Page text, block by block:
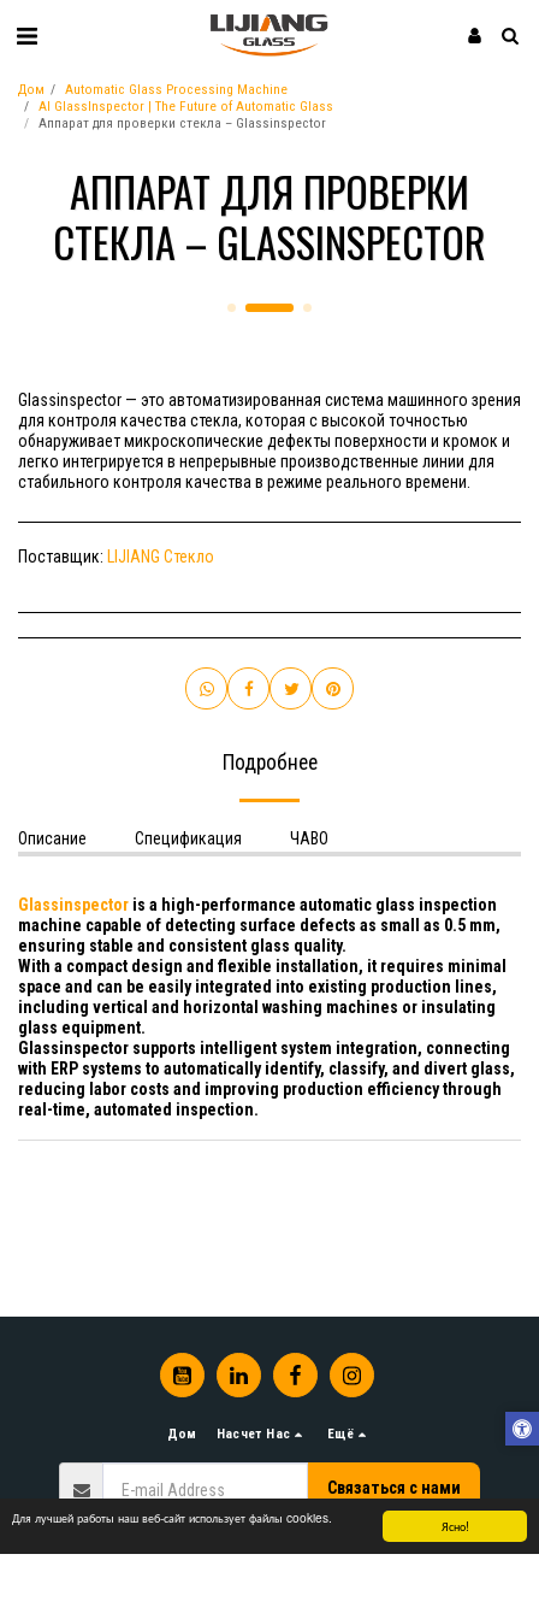
Ясно!
Для лучшей работы наш веб-сайт использует файлы cookies.
Дом
Automatic Glass Processing Machine
AI GlassInspector | The Future of Automatic Glass
Аппарат для проверки стекла – Glassinspector
АППАРАТ ДЛЯ ПРОВЕРКИ
СТЕКЛА – GLASSINSPECTOR
Glassinspector — это автоматизированная система машинного зрения
для контроля качества стекла, которая с высокой точностью
обнаруживает микроскопические дефекты поверхности и кромок и
легко интегрируется в непрерывные производственные линии для
стабильного контроля качества в режиме реального времени.
Поставщик: LIJIANG Стекло
Подробнее
Описание Спецификация ЧАВО
Glassinspector is a high-performance automatic glass inspection
machine capable of detecting surface defects as small as 0.5 mm,
ensuring stable and consistent glass quality.
With a compact design and flexible installation, it requires minimal
space and can be easily integrated into existing production lines,
including vertical and horizontal washing machines or insulating
glass equipment.
Glassinspector supports intelligent system integration, connecting
with ERP systems to automatically identify, classify, and divert glass,
reducing labor costs and improving production efficiency through
real-time, automated inspection.
Дом Насчет Нас Ещё
Связаться с нами
www.LJGlassMachinery.com